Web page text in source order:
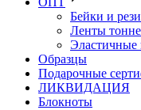
Бейки и
Ленты
Эластичные
Образцы
Подарочные
ЛИКВИДАЦИЯ
Блокноты